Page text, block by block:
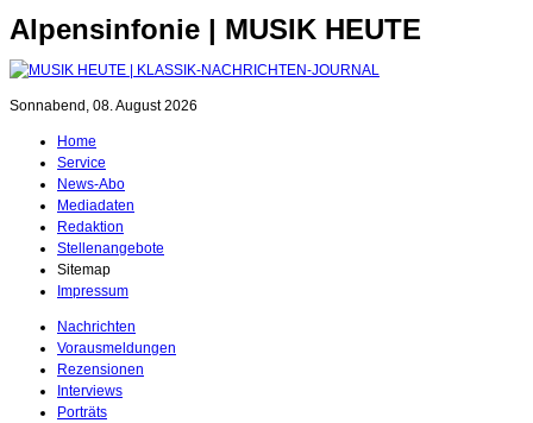
Alpensinfonie | MUSIK HEUTE
Sonnabend, 08. August 2026
Home
Service
News-Abo
Mediadaten
Redaktion
Stellenangebote
Sitemap
Impressum
Nachrichten
Vorausmeldungen
Rezensionen
Interviews
Porträts